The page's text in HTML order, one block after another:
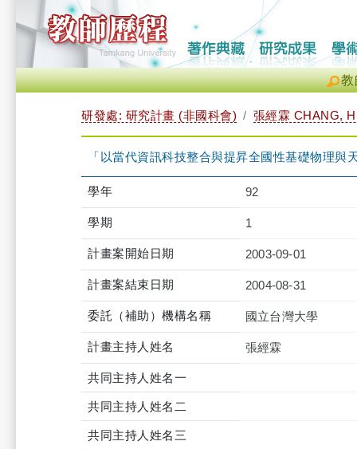
教
研發處: 研究計畫 (非國科會) 張經霖 CHANG,
「以當代資訊科技整合與提昇全國性基礎物理
學年 92
學期 1
計畫案開始日期 2003-09-01
計畫案結束日期 2004-08-31
委託（補助）機構名稱 國立台灣大學
計畫主持人姓名 張經霖
共同主持人姓名一
共同主持人姓名二
共同主持人姓名三